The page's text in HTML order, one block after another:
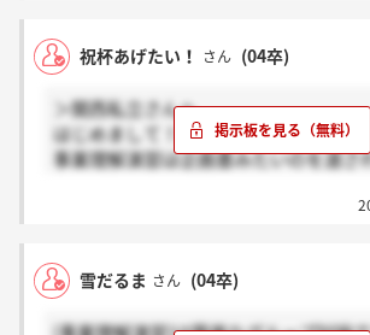
祝杯あげたい！ さん (04卒)
＞関西私立さんへ
はじめまして！東京のセミナーに参加
事業理解演習は企画書みたいのを渡さ
みに選考には関係ないと言ってました
Web試験は国語と算数（数学？）で国
なくて難しく、算数はそうでもなかっ
雪だるま さん (04卒)